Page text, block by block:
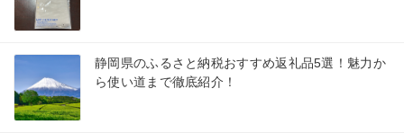
静岡県のふるさと納税おすすめ返礼品5選！魅力か
ら使い道まで徹底紹介！